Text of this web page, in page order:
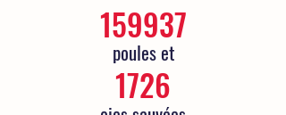
poules et
1726
159937